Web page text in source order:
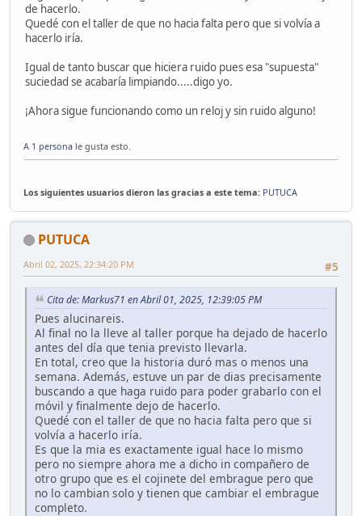
de hacerlo.
Quedé con el taller de que no hacia falta pero que si volvía a
hacerlo iría.
Igual de tanto buscar que hiciera ruido pues esa "supuesta"
suciedad se acabaría limpiando.....digo yo.
¡Ahora sigue funcionando como un reloj y sin ruido alguno!
A 1 persona le gusta esto.
Los siguientes usuarios dieron las gracias a este tema: PUTUCA
PUTUCA
#5
Abril 02, 2025, 22:34:20 PM
Cita de: Markus71 en Abril 01, 2025, 12:39:05 PM
Pues alucinareis.
Al final no la lleve al taller porque ha dejado de hacerlo
antes del día que tenia previsto llevarla.
En total, creo que la historia duró mas o menos una
semana. Además, estuve un par de dias precisamente
buscando a que haga ruido para poder grabarlo con el
móvil y finalmente dejo de hacerlo.
Quedé con el taller de que no hacia falta pero que si
volvía a hacerlo iría.
Es que la mia es exactamente igual hace lo mismo
pero no siempre ahora me a dicho in compañero de
otro grupo que es el cojinete del embrague pero que
no lo cambian solo y tienen que cambiar el embrague
completo.